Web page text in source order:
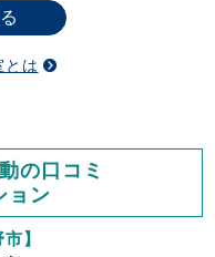
とは
の口コミ
ョン
】